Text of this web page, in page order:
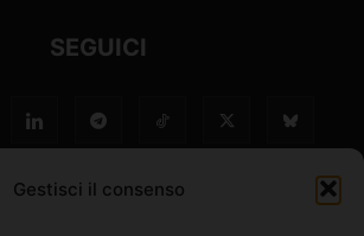
Gestisci il consenso
SEGUICI